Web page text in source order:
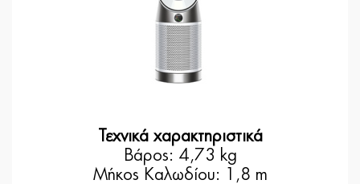
Τεχνικά χαρακτηριστικά
Βάρος: 4,73 kg
Μήκος Καλωδίου: 1,8 m